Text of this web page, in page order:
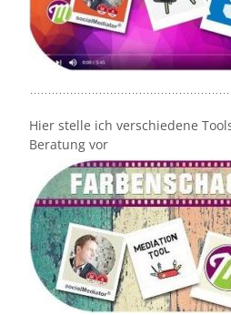
Hier stelle ich verschiedene
Beratung vor